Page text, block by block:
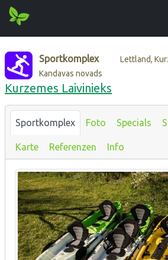
Sportkomplex
Lettland,
Kandavas novads
Kurzemes Laivinieks
Sportkomplex Foto Specials
Karte Referenzen Info